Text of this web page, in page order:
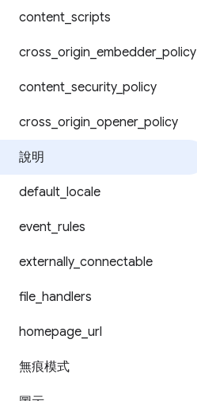
content scripts
cross origin embedder_ policy
content security_ policy
cross origin opener_ policy
說明
default locale
event rules
externally_ connectable
file handlers
homepage url
無痕模式